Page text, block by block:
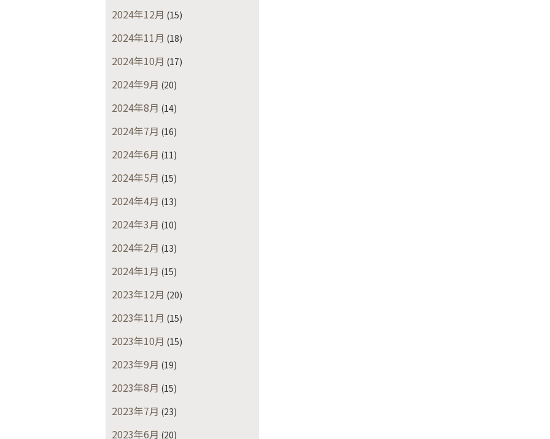
2024年12月 (15)
2024年11月 (18)
2024年10月 (17)
2024年9月 (20)
2024年8月 (14)
2024年7月 (16)
2024年6月 (11)
2024年5月 (15)
2024年4月 (13)
2024年3月 (10)
2024年2月 (13)
2024年1月 (15)
2023年12月 (20)
2023年11月 (15)
2023年10月 (15)
2023年9月 (19)
2023年8月 (15)
2023年7月 (23)
2023年6月 (20)